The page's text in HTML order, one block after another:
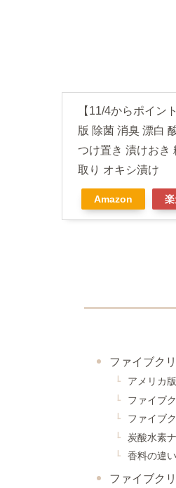
【11/4からポイン
版 除菌 消臭 漂白
つけ置き 漬けおき
取り オキシ漬け
Amazon
ファイブク
アメリカ
ファイブ
ファイブ
炭酸水素
香料の違い
ファイブク